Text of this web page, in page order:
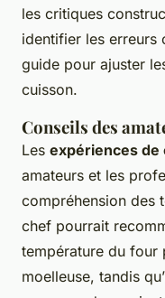
les critiques
identifier les erreurs
guide pour ajuster
cuisson.
Conseils des
Les expériences de
amateurs et les
compréhension des
chef pourrait
température du four
moelleuse, tandis